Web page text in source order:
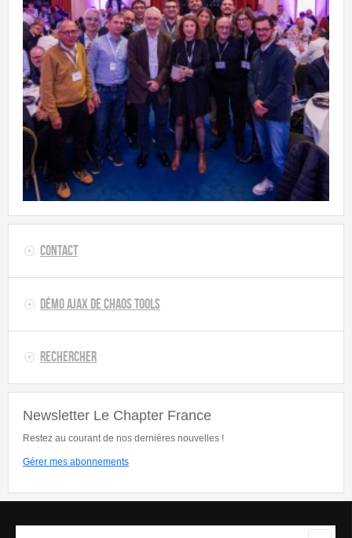
Contact
Démo AJAX de Chaos Tools
Rechercher
Newsletter Le Chapter France
Restez au courant de nos dernières nouvelles !
Gérer mes abonnements